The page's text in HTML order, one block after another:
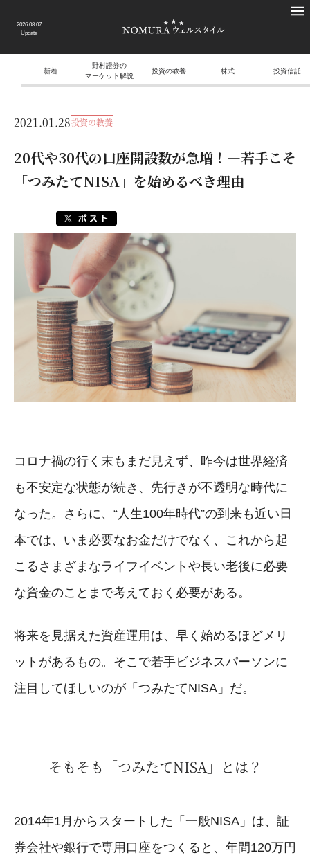
2026.08.07
Update
新着
野村證券の
マーケット解説
投資の教養 株式 投資信託
2021.01.28投資の教養
20代や30代の口座開設数が急増！―若手こそ
「つみたてNISA」を始めるべき理由
コロナ禍の行く末もまだ見えず、昨今は世界経済
も不安定な状態が続き、先行きが不透明な時代に
なった。さらに、“人生100年時代”の到来も近い日
本では、いま必要なお金だけでなく、これから起
こるさまざまなライフイベントや長い老後に必要
な資金のことまで考えておく必要がある。
将来を見据えた資産運用は、早く始めるほどメリ
ットがあるもの。そこで若手ビジネスパーソンに
注目してほしいのが「つみたてNISA」だ。
そもそも「つみたてNISA」とは？
2014年1月からスタートした「一般NISA」は、証
券会社や銀行で専用口座をつくると、年間120万円